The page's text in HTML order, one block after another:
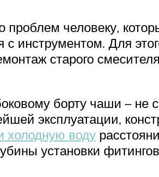
человеку,
с инструментом. Для
старого
борту чаши – не
эксплуатации,
холодную воду
установки